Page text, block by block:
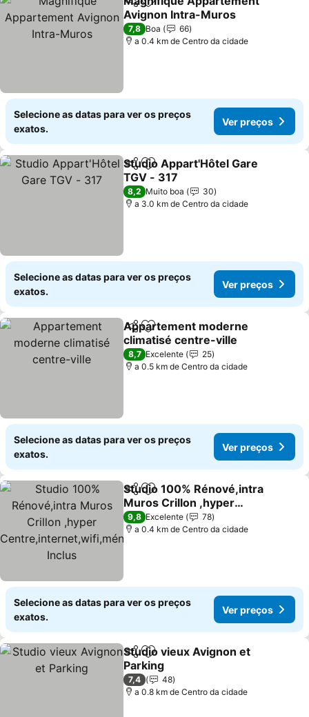
PartilharAdicionar aos favoritos
Avignon Intra-Muros
Ver preços
7,8 Boa
66
a 0.4 km de Centro da cidade
Selecione as datas para ver os preços
exatos.
Ver preços
PartilharAdicionar aos favoritos
Studio Appart'Hôtel Gare
TGV - 317
Ver preços
8,2 Muito boa
30
a 3.0 km de Centro da cidade
Selecione as datas para ver os preços
exatos.
Ver preços
PartilharAdicionar aos favoritos
Appartement moderne
climatisé centre-ville
Ver preços
8,7 Excelente
25
a 0.5 km de Centro da cidade
Selecione as datas para ver os preços
exatos.
Ver preços
PartilharAdicionar aos favoritos
Studio 100% Rénové,intra
Muros Crillon ,hyper
Centre,internet,wifi,mén
age Inclus
Ver preços
9,8 Excelente
78
a 0.4 km de Centro da cidade
Selecione as datas para ver os preços
exatos.
Ver preços
PartilharAdicionar aos favoritos
Studio vieux Avignon et
Parking
Ver preços
7,4
48
a 0.8 km de Centro da cidade